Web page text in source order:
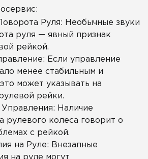
Руля: Необычные звуки
руля — явный признак
рейкой.
Если управление
менее стабильным и
может указывать на
рейки.
Наличие
рулевого колеса говорит о
с рейкой.
на Руле: Внезапные
на руле могут